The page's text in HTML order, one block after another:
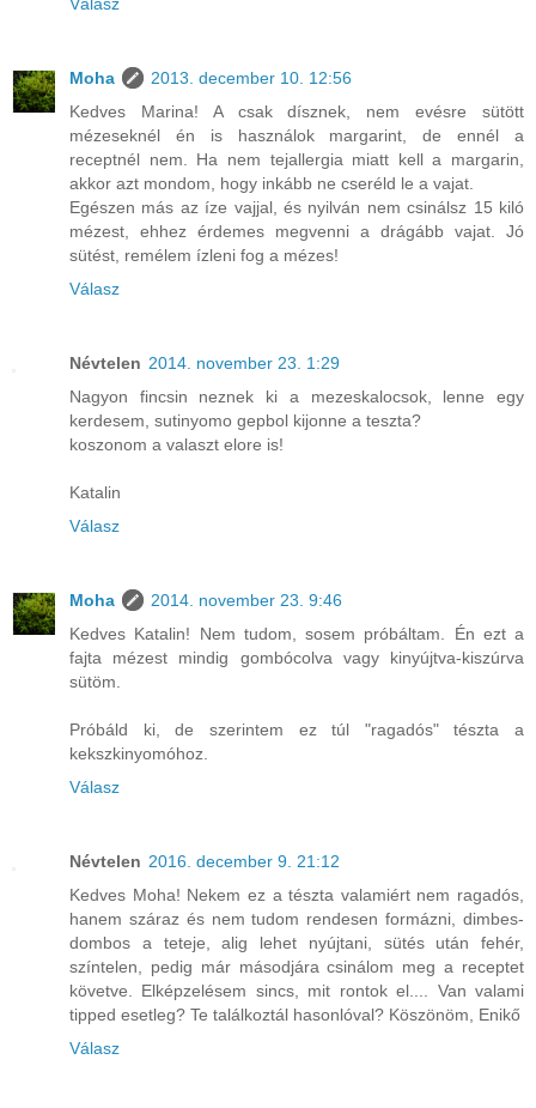
Válasz
Moha
2013. december 10. 12:56
Kedves Marina! A csak dísznek, nem evésre sütött
mézeseknél én is használok margarint, de ennél a
receptnél nem. Ha nem tejallergia miatt kell a margarin,
akkor azt mondom, hogy inkább ne cseréld le a vajat.
Egészen más az íze vajjal, és nyilván nem csinálsz 15 kiló
mézest, ehhez érdemes megvenni a drágább vajat. Jó
sütést, remélem ízleni fog a mézes!
Válasz
Névtelen 2014. november 23. 1:29
Nagyon fincsin neznek ki a mezeskalocsok, lenne egy
kerdesem, sutinyomo gepbol kijonne a teszta?
koszonom a valaszt elore is!
Katalin
Válasz
Moha
2014. november 23. 9:46
Kedves Katalin! Nem tudom, sosem próbáltam. Én ezt a
fajta mézest mindig gombócolva vagy kinyújtva-kiszúrva
sütöm.
Próbáld ki, de szerintem ez túl "ragadós" tészta a
kekszkinyomóhoz.
Válasz
Névtelen 2016. december 9. 21:12
Kedves Moha! Nekem ez a tészta valamiért nem ragadós,
hanem száraz és nem tudom rendesen formázni, dimbes-
dombos a teteje, alig lehet nyújtani, sütés után fehér,
színtelen, pedig már másodjára csinálom meg a receptet
követve. Elképzelésem sincs, mit rontok el.... Van valami
tipped esetleg? Te találkoztál hasonlóval? Köszönöm, Enikő
Válasz